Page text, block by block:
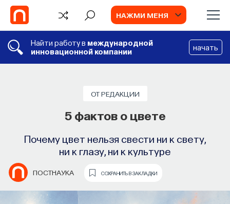
НАЖМИ МЕНЯ
Найти работу в международной
инновационной компании
начать
ОТ РЕДАКЦИИ
5 фактов о цвете
Почему цвет нельзя свести ни к свету,
ни к глазу, ни к культуре
ПОСТНАУКА СОХРАНИТЬ В ЗАКЛАДКИ